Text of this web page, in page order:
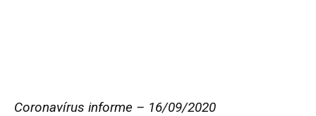
Coronavírus informe – 16/09/2020